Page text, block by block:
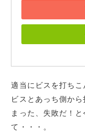
適当にビスを打ち
ビスとあっち側か
まった、失敗だ！
て・・・。